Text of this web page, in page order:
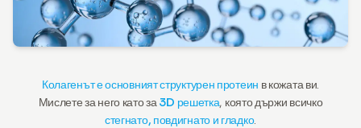
Колагенът е основният структурен протеин в кожата ви.
Мислете за него като за3D решетка, която държи всичко
стегнато, повдигнато и гладко.